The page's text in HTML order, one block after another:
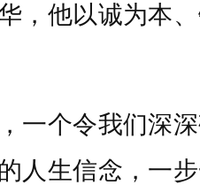
，他以诚为本
个令我们深深
人生信念，一